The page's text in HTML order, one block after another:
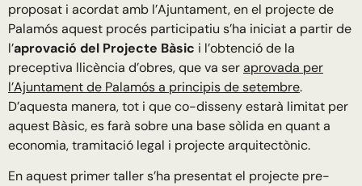
proposat i acordat amb l’Ajuntament, en el projecte de
Palamós aquest procés participatiu s’ha iniciat a partir de
l’aprovació del Projecte Bàsic i l’obtenció de la
preceptiva llicència d’obres, que va seraprovada per
l’Ajuntament de Palamós a principis de setembre.
D’aquesta manera, tot i que co-disseny estarà limitat per
aquest Bàsic, es farà sobre una base sòlida en quant a
economia, tramitació legal i projecte arquitectònic.
En aquest primer taller s’ha presentat el projecte pre-